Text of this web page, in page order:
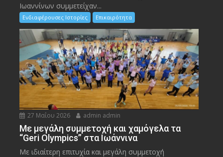
Ιωαννίνων συμμετείχαν...
Ενδιαφέρουσες Ιστορίες Επικαιρότητα
27 Μαΐου 2026 admin admin
Με μεγάλη συμμετοχή και χαμόγελα τα
“Geri Olympics” στα Ιωάννινα
Με ιδιαίτερη επιτυχία και μεγάλη συμμετοχή